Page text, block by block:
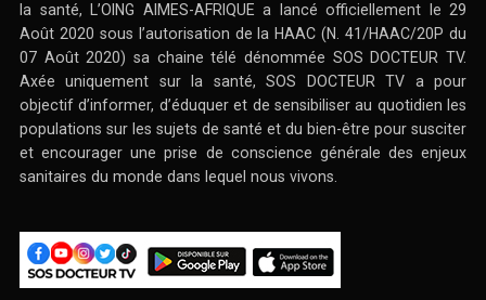
la santé, L’OING AIMES-AFRIQUE a lancé officiellement le 29
Août 2020 sous l’autorisation de la HAAC (N. 41/HAAC/20P du
07 Août 2020) sa chaine télé dénommée SOS DOCTEUR TV.
Axée uniquement sur la santé, SOS DOCTEUR TV a pour
objectif d’informer, d’éduquer et de sensibiliser au quotidien les
populations sur les sujets de santé et du bien-être pour susciter
et encourager une prise de conscience générale des enjeux
sanitaires du monde dans lequel nous vivons.